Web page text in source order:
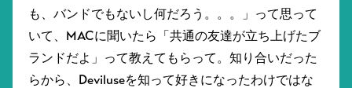
も、バンドでもないし何だろう。。。」って思って
いて、MACに聞いたら「共通の友達が立ち上げたブ
ランドだよ」って教えてもらって。知り合いだった
らから、Deviluseを知って好きになったわけではな